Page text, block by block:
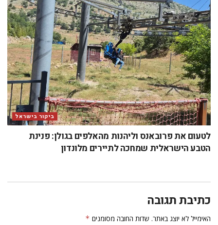
ביקור בישראל
לטעום את פרובאנס וליהנות מהאלפים בגולן: פנינת
הטבע הישראלית שמחכה לתיירים מלונדון
כתיבת תגובה
האימייל לא יוצג באתר. שדות החובה מסומנים *